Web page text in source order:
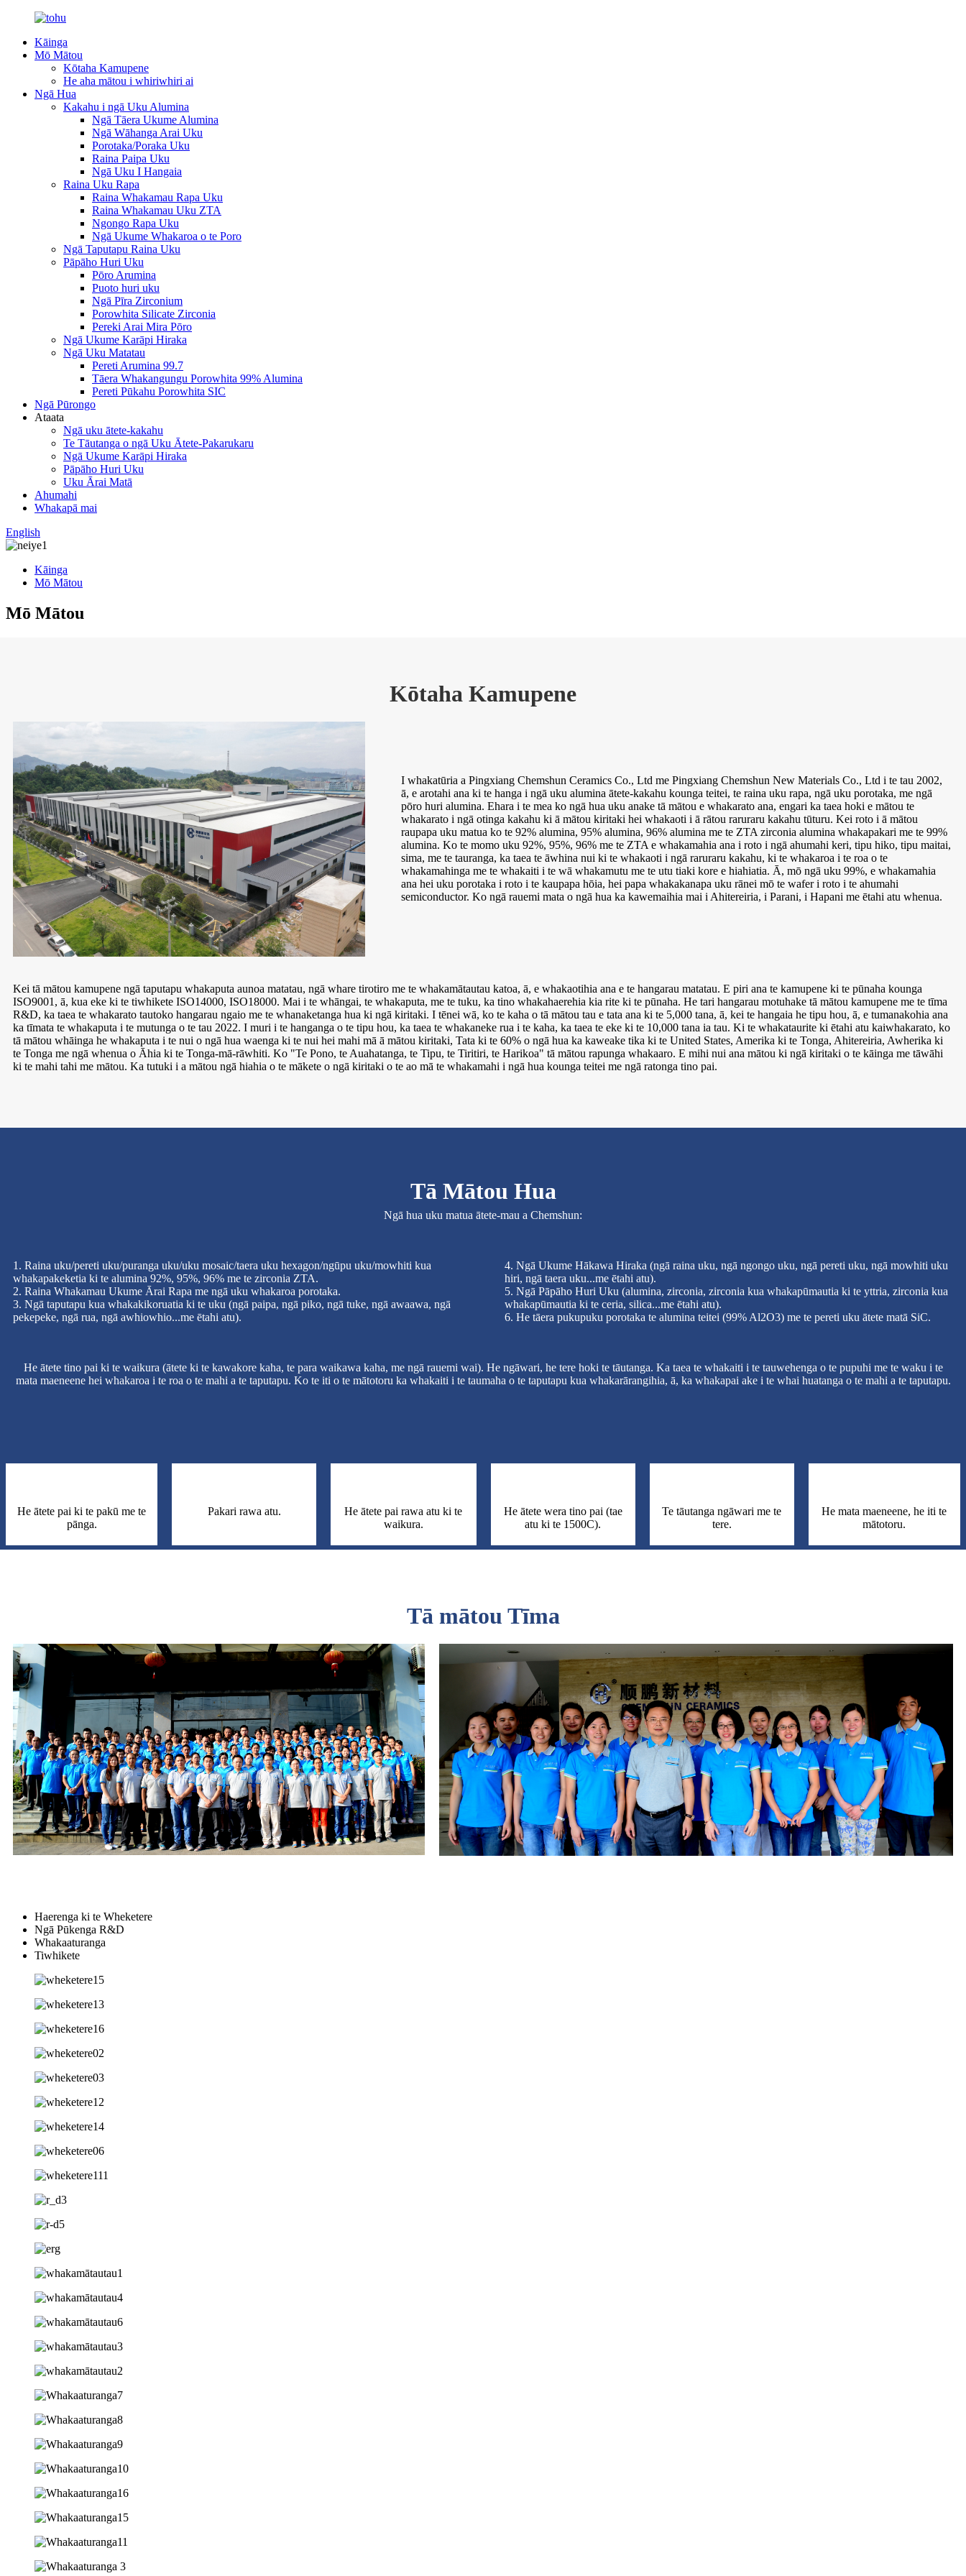
Kāinga
Mō Mātou
Kōtaha Kamupene
He aha mātou i whiriwhiri ai
Ngā Hua
Kakahu i ngā Uku Alumina
Ngā Tāera Ukume Alumina
Ngā Wāhanga Arai Uku
Porotaka/Poraka Uku
Raina Paipa Uku
Ngā Uku I Hangaia
Raina Uku Rapa
Raina Whakamau Rapa Uku
Raina Whakamau Uku ZTA
Ngongo Rapa Uku
Ngā Ukume Whakaroa o te Poro
Ngā Taputapu Raina Uku
Pāpāho Huri Uku
Pōro Arumina
Puoto huri uku
Ngā Pīra Zirconium
Porowhita Silicate Zirconia
Pereki Arai Mira Pōro
Ngā Ukume Karāpi Hiraka
Ngā Uku Matatau
Pereti Arumina 99.7
Tāera Whakangungu Porowhita 99% Alumina
Pereti Pūkahu Porowhita SIC
Ngā Pūrongo
Ataata
Ngā uku ātete-kakahu
Te Tāutanga o ngā Uku Ātete-Pakarukaru
Ngā Ukume Karāpi Hiraka
Pāpāho Huri Uku
Uku Ārai Matā
Ahumahi
Whakapā mai
English
Kāinga
Mō Mātou
Mō Mātou
Kōtaha Kamupene
I whakatūria a Pingxiang Chemshun Ceramics Co., Ltd me Pingxiang Chemshun New Materials Co., Ltd i te tau 2002,
ā, e arotahi ana ki te hanga i ngā uku alumina ātete-kakahu kounga teitei, te raina uku rapa, ngā uku porotaka, me ngā
pōro huri alumina. Ehara i te mea ko ngā hua uku anake tā mātou e whakarato ana, engari ka taea hoki e mātou te
whakarato i ngā otinga kakahu ki ā mātou kiritaki hei whakaoti i ā rātou raruraru kakahu tūturu. Kei roto i ā mātou
raupapa uku matua ko te 92% alumina, 95% alumina, 96% alumina me te ZTA zirconia alumina whakapakari me te 99%
alumina. Ko te momo uku 92%, 95%, 96% me te ZTA e whakamahia ana i roto i ngā ahumahi keri, tipu hiko, tipu maitai,
sima, me te tauranga, ka taea te āwhina nui ki te whakaoti i ngā raruraru kakahu, ki te whakaroa i te roa o te
whakamahinga me te whakaiti i te wā whakamutu me te utu tiaki kore e hiahiatia. Ā, mō ngā uku 99%, e whakamahia
ana hei uku porotaka i roto i te kaupapa hōia, hei papa whakakanapa uku rānei mō te wafer i roto i te ahumahi
semiconductor. Ko ngā rauemi mata o ngā hua ka kawemaihia mai i Ahitereiria, i Parani, i Hapani me ētahi atu whenua.
Kei tā mātou kamupene ngā taputapu whakaputa aunoa matatau, ngā whare tirotiro me te whakamātautau katoa, ā, e whakaotihia ana e te hangarau matatau. E piri ana te kamupene ki te pūnaha kounga
ISO9001, ā, kua eke ki te tiwhikete ISO14000, ISO18000. Mai i te whāngai, te whakaputa, me te tuku, ka tino whakahaerehia kia rite ki te pūnaha. He tari hangarau motuhake tā mātou kamupene me te tīma
R&D, ka taea te whakarato tautoko hangarau ngaio me te whanaketanga hua ki ngā kiritaki. I tēnei wā, ko te kaha o tā mātou tau e tata ana ki te 5,000 tana, ā, kei te hangaia he tipu hou, ā, e tumanakohia ana
ka tīmata te whakaputa i te mutunga o te tau 2022. I muri i te hanganga o te tipu hou, ka taea te whakaneke rua i te kaha, ka taea te eke ki te 10,000 tana ia tau. Ki te whakataurite ki ētahi atu kaiwhakarato, ko
tā mātou whāinga he whakaputa i te nui o ngā hua waenga ki te nui hei mahi mā ā mātou kiritaki, Tata ki te 60% o ngā hua ka kaweake tika ki te United States, Amerika ki te Tonga, Ahitereiria, Awherika ki
te Tonga me ngā whenua o Āhia ki te Tonga-mā-rāwhiti. Ko "Te Pono, te Auahatanga, te Tipu, te Tiritiri, te Harikoa" tā mātou rapunga whakaaro. E mihi nui ana mātou ki ngā kiritaki o te kāinga me tāwāhi
ki te mahi tahi me mātou. Ka tutuki i a mātou ngā hiahia o te mākete o ngā kiritaki o te ao mā te whakamahi i ngā hua kounga teitei me ngā ratonga tino pai.
Tā Mātou Hua
Ngā hua uku matua ātete-mau a Chemshun:
1. Raina uku/pereti uku/puranga uku/uku mosaic/taera uku hexagon/ngūpu uku/mowhiti kua
whakapakeketia ki te alumina 92%, 95%, 96% me te zirconia ZTA.
2. Raina Whakamau Ukume Ārai Rapa me ngā uku whakaroa porotaka.
3. Ngā taputapu kua whakakikoruatia ki te uku (ngā paipa, ngā piko, ngā tuke, ngā awaawa, ngā
pekepeke, ngā rua, ngā awhiowhio...me ētahi atu).
4. Ngā Ukume Hākawa Hiraka (ngā raina uku, ngā ngongo uku, ngā pereti uku, ngā mowhiti uku
hiri, ngā taera uku...me ētahi atu).
5. Ngā Pāpāho Huri Uku (alumina, zirconia, zirconia kua whakapūmautia ki te yttria, zirconia kua
whakapūmautia ki te ceria, silica...me ētahi atu).
6. He tāera pukupuku porotaka te alumina teitei (99% Al2O3) me te pereti uku ātete matā SiC.
He ātete tino pai ki te waikura (ātete ki te kawakore kaha, te para waikawa kaha, me ngā rauemi wai). He ngāwari, he tere hoki te tāutanga. Ka taea te whakaiti i te tauwehenga o te pupuhi me te waku i te
mata maeneene hei whakaroa i te roa o te mahi a te taputapu. Ko te iti o te mātotoru ka whakaiti i te taumaha o te taputapu kua whakarārangihia, ā, ka whakapai ake i te whai huatanga o te mahi a te taputapu.
He ātete pai ki te pakū me te
pānga.
Pakari rawa atu.
He ātete pai rawa atu ki te
waikura.
He ātete wera tino pai (tae
atu ki te 1500C).
Te tāutanga ngāwari me te
tere.
He mata maeneene, he iti te
mātotoru.
Tā mātou Tīma
Haerenga ki te Wheketere
Ngā Pūkenga R&D
Whakaaturanga
Tiwhikete